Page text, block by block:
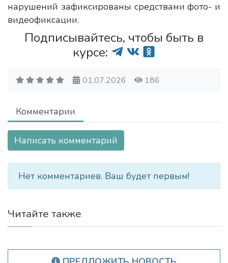
нарушений зафиксированы средствами фото- и
видеофиксации.
Подписывайтесь, чтобы быть в
курсе:
01.07.2026 186
Комментарии
Написать комментарий
Нет комментариев. Ваш будет первым!
Читайте также